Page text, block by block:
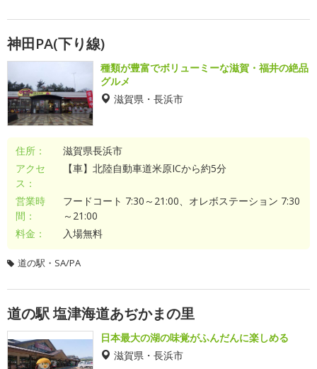
神田PA(下り線)
種類が豊富でボリューミーな滋賀・福井の絶品
グルメ
滋賀県・長浜市
住所：
滋賀県長浜市
アクセ
ス：
【車】北陸自動車道米原ICから約5分
営業時
間：
フードコート 7:30～21:00、オレボステーション 7:30
～21:00
料金：
入場無料
道の駅・SA/PA
道の駅 塩津海道あぢかまの里
日本最大の湖の味覚がふんだんに楽しめる
滋賀県・長浜市